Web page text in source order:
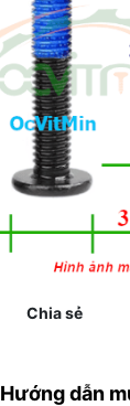
Chia sẻ
Hướng dẫn